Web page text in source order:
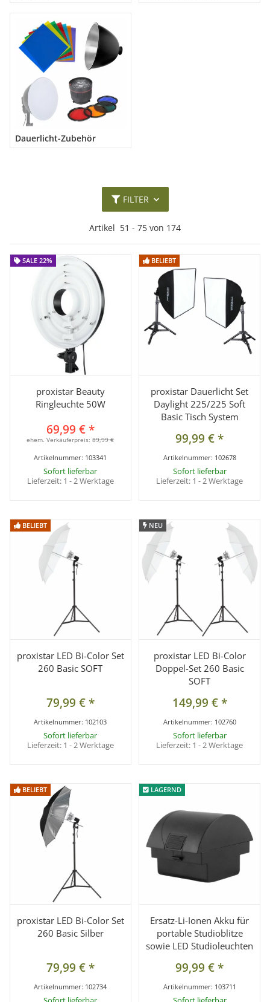
Dauerlicht-Zubehör
FILTER
Artikel 51 - 75 von 174
SALE 22%
SALE 22%
proxistar Beauty
Ringleuchte 50W
69,99 €*
ehem. Verkäuferpreis:89,99 €
Artikelnummer: 103341
Sofort lieferbar
Lieferzeit: 1 - 2 Werktage
BELIEBT
BELIEBT
proxistar Dauerlicht Set
Daylight 225/225 Soft
Basic Tisch System
99,99 €*
Artikelnummer: 102678
Sofort lieferbar
Lieferzeit: 1 - 2 Werktage
BELIEBT
BELIEBT
proxistar LED Bi-Color Set
260 Basic SOFT
79,99 €*
Artikelnummer: 102103
Sofort lieferbar
Lieferzeit: 1 - 2 Werktage
NEU
NEU
proxistar LED Bi-Color
Doppel-Set 260 Basic
SOFT
149,99 €*
Artikelnummer: 102760
Sofort lieferbar
Lieferzeit: 1 - 2 Werktage
BELIEBT
BELIEBT
proxistar LED Bi-Color Set
260 Basic Silber
79,99 €*
Artikelnummer: 102734
LAGERND
LAGERND
Ersatz-Li-Ionen Akku für
portable Studioblitze
sowie LED Studioleuchten
99,99 €*
Artikelnummer: 103711